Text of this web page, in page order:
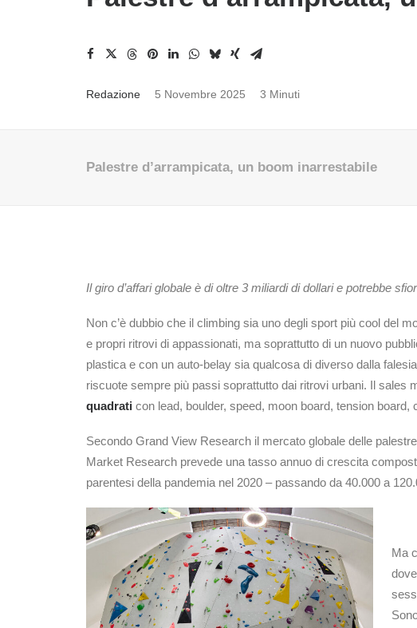
Redazione 5 Novembre 2025 3 Minuti
Palestre d’arrampicata, un boom inarrestabile
Il giro d’affari globale è di oltre 3 miliardi di dollari e potrebbe
Non c’è dubbio che il climbing sia uno degli sport più cool del
e propri ritrovi di appassionati, ma soprattutto di un nuovo
plastica e con un auto-belay sia qualcosa di diverso dalla
riscuote sempre più passi soprattutto dai ritrovi urbani. Il sales
quadrati con lead, boulder, speed, moon board, tension
Secondo Grand View Research il mercato globale delle
Market Research prevede una tasso annuo di crescita
parentesi della pandemia nel 2020 – passando da 40.000 a
Ma